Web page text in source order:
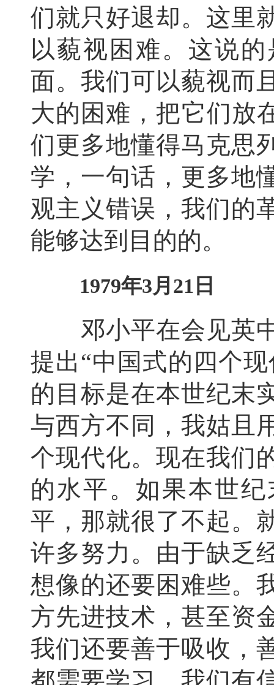
们就只好退却。这里
以藐视困难。这说
面。我们可以藐视而
大的困难，把它们放
们更多地懂得马克思
学，一句话，更多地
观主义错误，我们的
能够达到目的的。
1979年3月21日
邓小平在会见英中
提出“中国式的四个
的目标是在本世纪末
与西方不同，我姑且
个现代化。现在我们
的水平。如果本世
平，那就很了不起。
许多努力。由于缺乏
想像的还要困难些。
方先进技术，甚至资
我们还要善于吸收，